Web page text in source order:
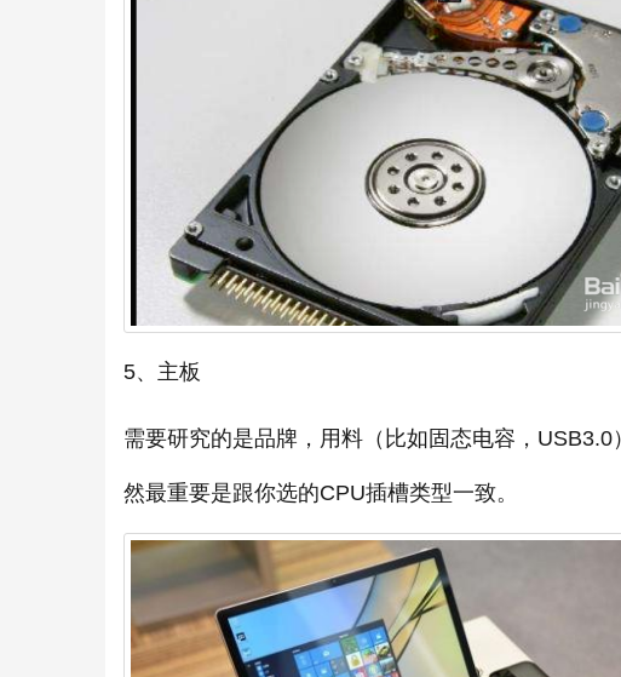
5、主板
需要研究的是品牌，用料（比如固态电容，
然最重要是跟你选的CPU插槽类型一致。